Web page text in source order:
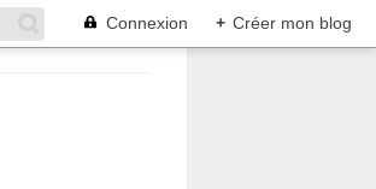
Connexion + Créer mon blog